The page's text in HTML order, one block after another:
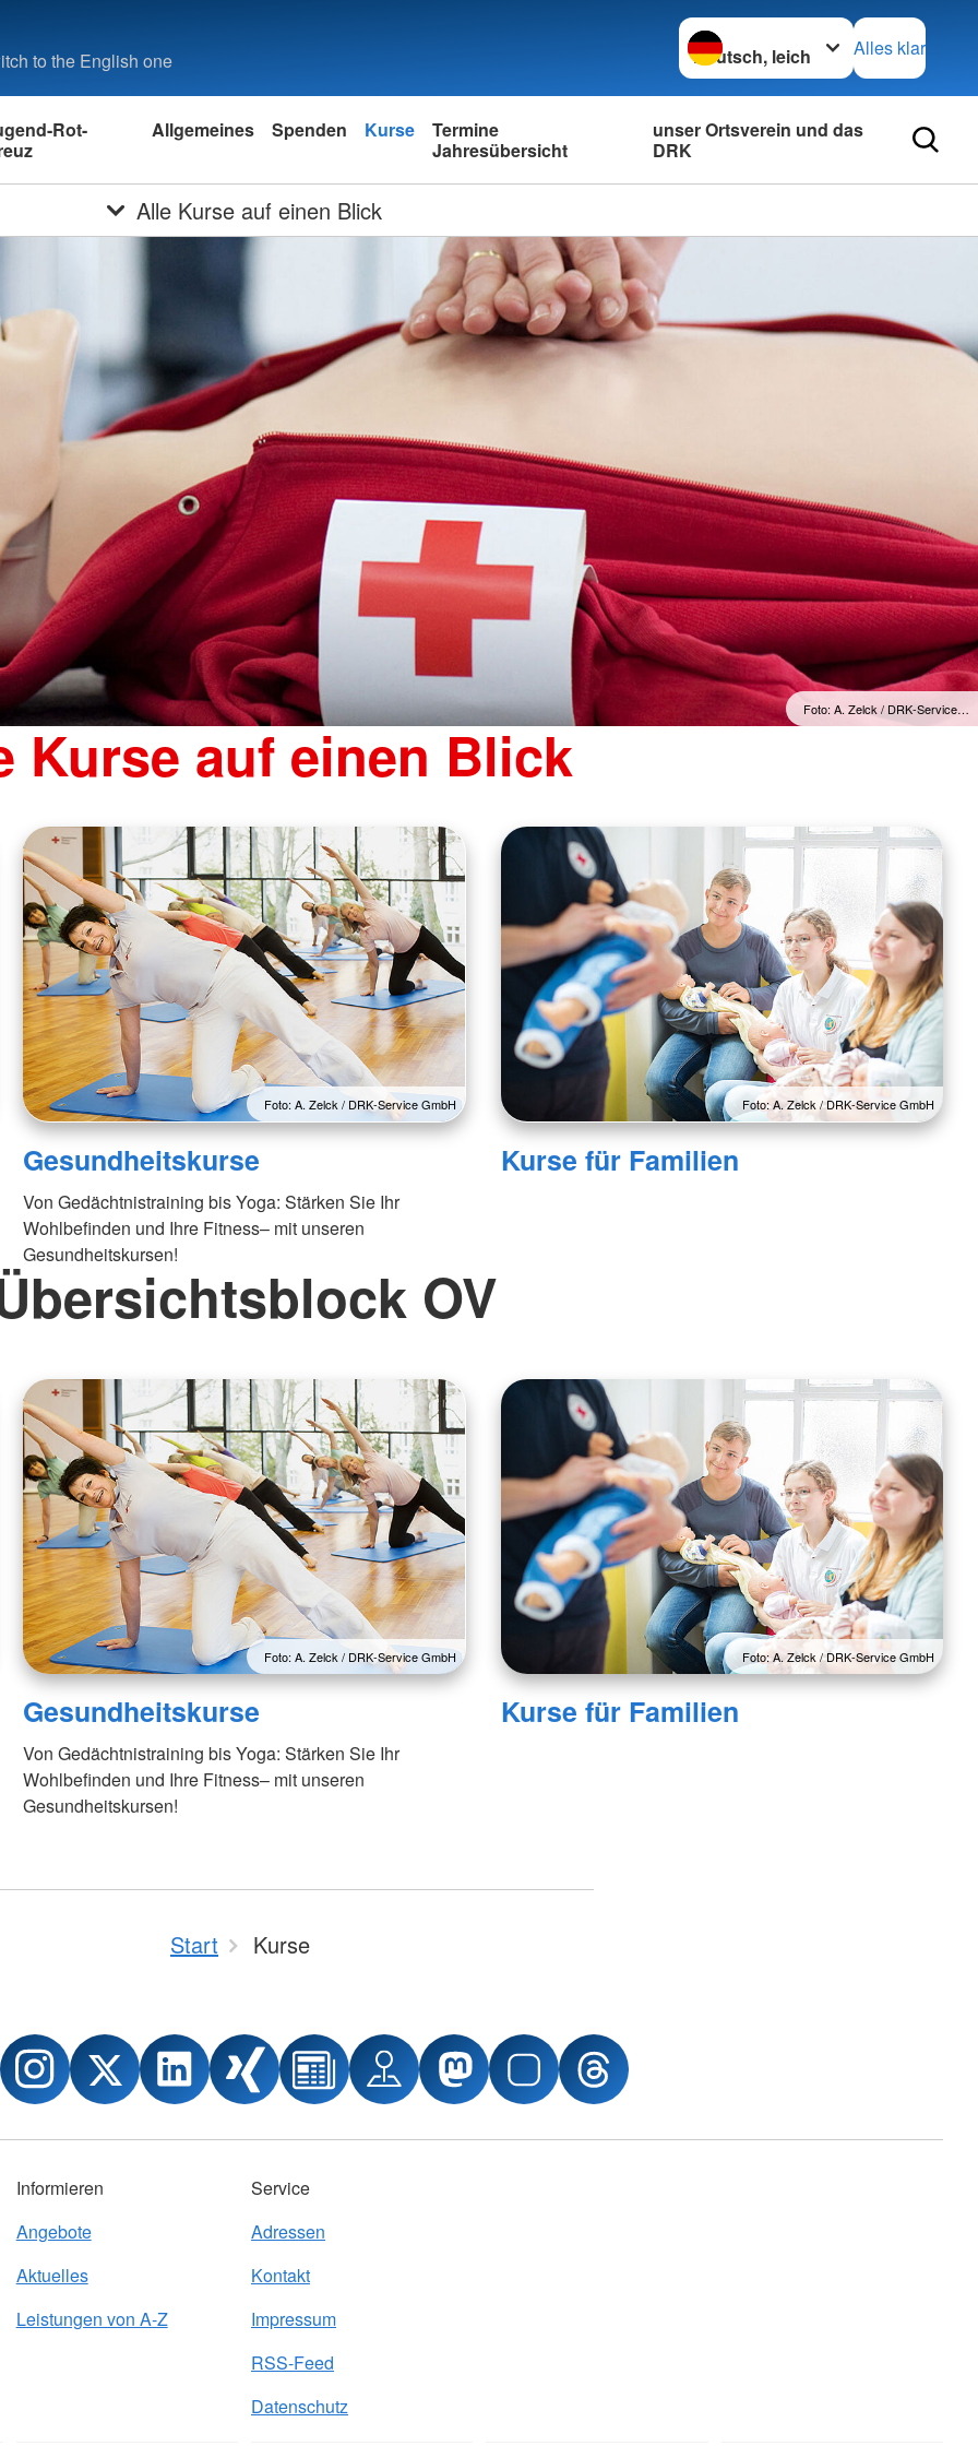
to the English one
Sprache wechseln zu
Alles klar
Rot-
Allgemeines Spenden Kurse
Termine
Jahresübersicht
unser Ortsverein und das
DRK
Alle Kurse auf einen Blick
Foto: A. Zelck / DRK-Service…
Kurse auf einen Blick
Foto: A. Zelck / DRK-Service GmbH
Gesundheitskurse
Von Gedächtnistraining bis Yoga: Stärken Sie Ihr
Wohlbefinden und Ihre Fitness– mit unseren
Gesundheitskursen!
Foto: A. Zelck / DRK-Service GmbH
Kurse für Familien
OV
Foto: A. Zelck / DRK-Service GmbH
Gesundheitskurse
Von Gedächtnistraining bis Yoga: Stärken Sie Ihr
Wohlbefinden und Ihre Fitness– mit unseren
Gesundheitskursen!
Foto: A. Zelck / DRK-Service GmbH
Kurse für Familien
Start Kurse
Informieren
Angebote
Aktuelles
Leistungen von A-Z
Service
Adressen
Kontakt
Impressum
RSS-Feed
Datenschutz